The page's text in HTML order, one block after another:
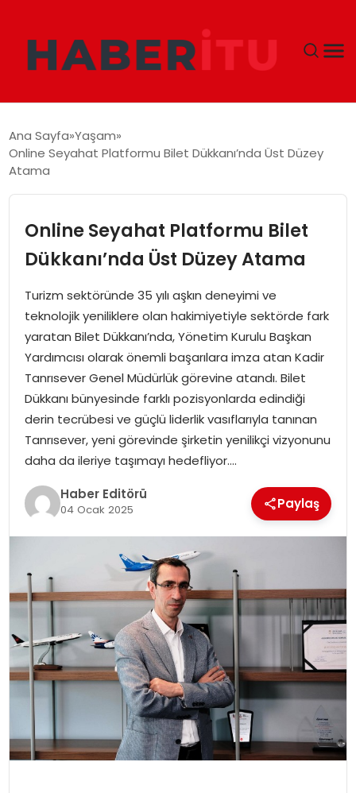
TEKNOLOJI
SPOR
YAŞAM
Ana Sayfa Yaşam
Online Seyahat Platformu Bilet Dükkanı’nda Üst Düzey
Atama
Online Seyahat Platformu Bilet
Dükkanı’nda Üst Düzey Atama
Turizm sektöründe 35 yılı aşkın deneyimi ve
teknolojik yeniliklere olan hakimiyetiyle sektörde fark
yaratan Bilet Dükkanı’nda, Yönetim Kurulu Başkan
Yardımcısı olarak önemli başarılara imza atan Kadir
Tanrısever Genel Müdürlük görevine atandı. Bilet
Dükkanı bünyesinde farklı pozisyonlarda edindiği
derin tecrübesi ve güçlü liderlik vasıflarıyla tanınan
Tanrısever, yeni görevinde şirketin yenilikçi vizyonunu
daha da ileriye taşımayı hedefliyor….
Haber Editörü
04 Ocak 2025 Paylaş